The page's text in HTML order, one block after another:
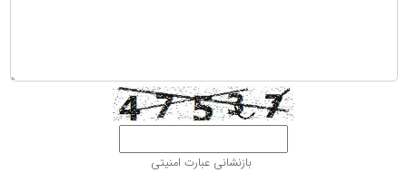
بازنشانی عبارت امنیتی